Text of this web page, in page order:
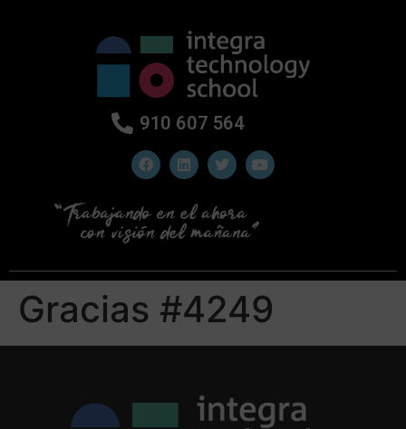
910 607 564
Gracias #4249